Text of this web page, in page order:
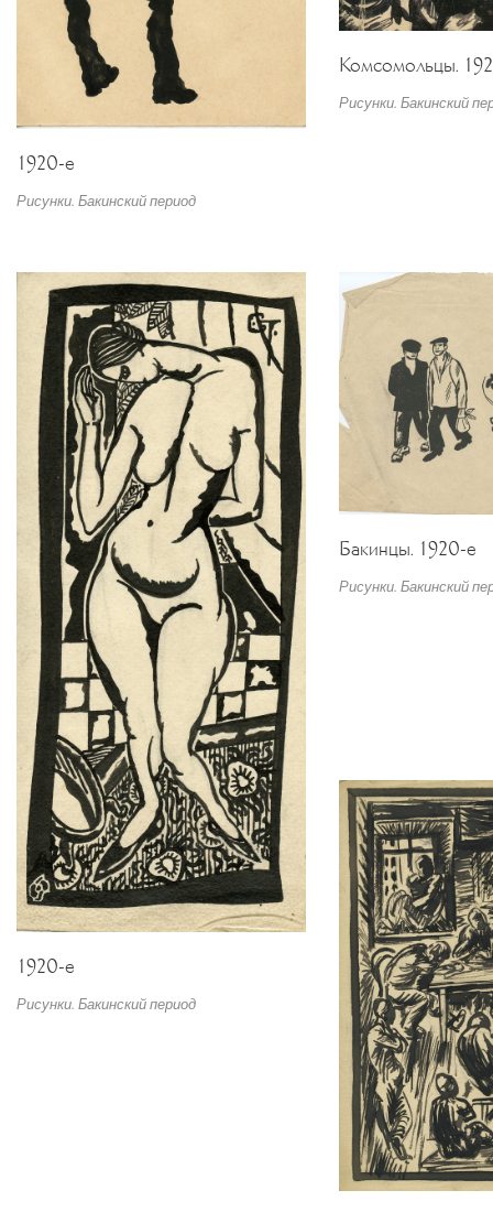
1920-е
Рисунки. Бакинский период
Комсомольцы.
Рисунки. Бакинский
1920-е
Рисунки. Бакинский период
Бакинцы. 1920-е
Рисунки. Бакинский